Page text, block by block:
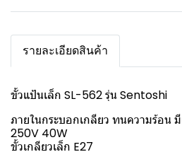
รายละเอียดสินค้า
ขั้วแป้นเล็ก SL-562 รุ่น Sentoshi
ภายในกระบอกเกลียว ทนความร้อน
250V 40W
ขั้วเกลียวเล็ก E27